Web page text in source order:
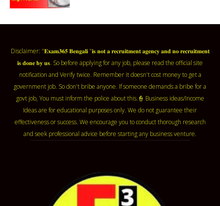
Disclaimer: "𝐄𝐱𝐚𝐦𝟑𝟔𝟓 𝐁𝐞𝐧𝐠𝐚𝐥𝐢 "𝐢𝐬 𝐧𝐨𝐭 𝐚 𝐫𝐞𝐜𝐫𝐮𝐢𝐭𝐦𝐞𝐧𝐭 𝐚𝐠𝐞𝐧𝐜𝐲 𝐚𝐧𝐝 𝐧𝐨 𝐫𝐞𝐜𝐫𝐮𝐢𝐭𝐦𝐞𝐧𝐭
𝐢𝐬 𝐝𝐨𝐧𝐞 𝐛𝐲 𝐮𝐬. So before applying for any job, please read the official site
notification and Verify twice. Remember it doesn't cost money to get a
government job. So don't bribe anyone. If someone demands a bribe for a
govt job, You must inform the police about this.👮 Business ideas/Income
Ideas are for educational purposes only. We do not guarantee their
effectiveness or success. We encourage you to conduct thorough research
and seek professional advice before starting any business venture.